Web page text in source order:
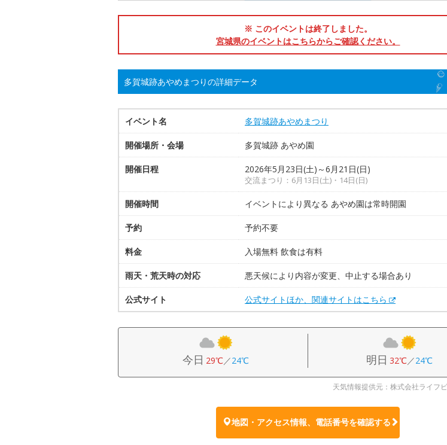
※ このイベントは終了しました。
宮城県のイベントはこちらからご確認ください。
多賀城跡あやめまつりの詳細データ
イベント名 多賀城跡あやめまつり
開催場所・会場 多賀城跡 あやめ園
開催日程 2026年5月23日(土)～6月21日(日)
交流まつり：6月13日(土)・14日(日)
開催時間 イベントにより異なる あやめ園は常時開園
予約 予約不要
料金 入場無料 飲食は有料
雨天・荒天時の対応 悪天候により内容が変更、中止する場合あり
公式サイト 公式サイトほか、関連サイトはこちら
今日 29℃／24℃ 明日 32℃／24℃
天気情報提供元：株式会社ライフ
地図・アクセス情報、電話番号を確認する